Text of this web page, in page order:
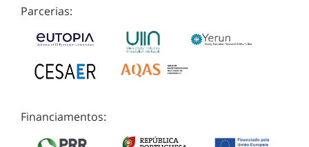
Parcerias:
Financiamentos: